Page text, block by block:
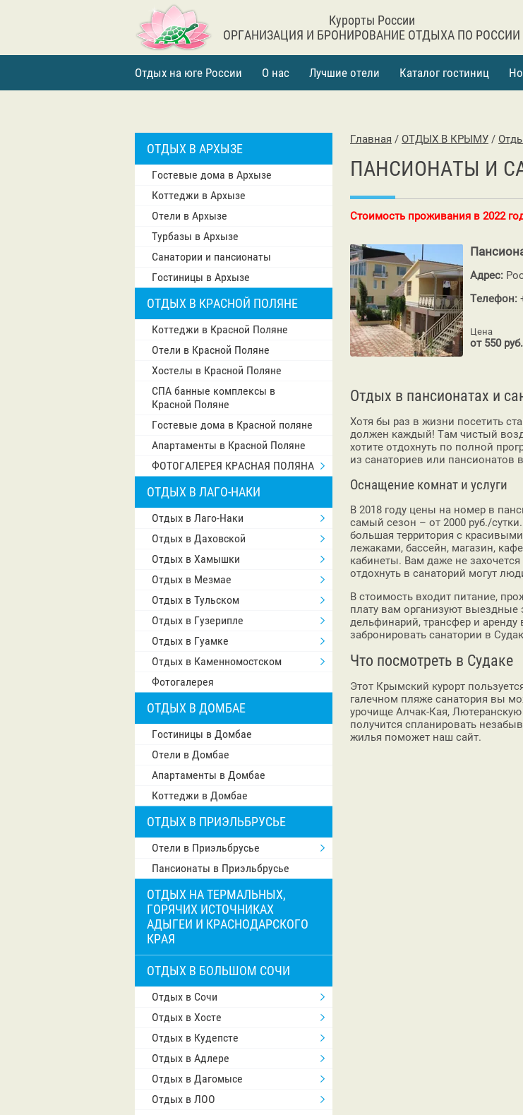
Курорты России
ОРГАНИЗАЦИЯ И БРОНИРОВАНИЕ ОТДЫХА ПО РОССИИ
Отдых на юге России О нас Лучшие отели Каталог гостиниц
ОТДЫХ В АРХЫЗЕ
Гостевые дома в Архызе
Коттеджи в Архызе
Отели в Архызе
Турбазы в Архызе
Санатории и пансионаты
Гостиницы в Архызе
ОТДЫХ В КРАСНОЙ ПОЛЯНЕ
Коттеджи в Красной Поляне
Отели в Красной Поляне
Хостелы в Красной Поляне
СПА банные комплексы в
Красной Поляне
Гостевые дома в Красной поляне
Апартаменты в Красной Поляне
ФОТОГАЛЕРЕЯ КРАСНАЯ ПОЛЯНА
ОТДЫХ В ЛАГО-НАКИ
Отдых в Лаго-Наки
Отдых в Даховской
Отдых в Хамышки
Отдых в Мезмае
Отдых в Тульском
Отдых в Гузерипле
Отдых в Гуамке
Отдых в Каменномостском
Фотогалерея
ОТДЫХ В ДОМБАЕ
Гостиницы в Домбае
Отели в Домбае
Апартаменты в Домбае
Коттеджи в Домбае
ОТДЫХ В ПРИЭЛЬБРУСЬЕ
Отели в Приэльбрусье
Пансионаты в Приэльбрусье
ОТДЫХ НА ТЕРМАЛЬНЫХ,
ГОРЯЧИХ ИСТОЧНИКАХ
АДЫГЕИ И КРАСНОДАРСКОГО
КРАЯ
ОТДЫХ В БОЛЬШОМ СОЧИ
Отдых в Сочи
Отдых в Хосте
Отдых в Кудепсте
Отдых в Адлере
Отдых в Дагомысе
Отдых в ЛОО
Главная / ОТДЫХ В КРЫМУ /
ПАНСИОНАТЫ И
Стоимость проживания в 2022
Адрес:
Телефон:
Цена
от 550
Отдых в пансионатах и
Хотя бы раз в жизни посетить
должен каждый! Там чистый
хотите отдохнуть по полной
из санаториев или пансионатов
Оснащение комнат и услуги
В 2018 году цены на номер в
самый сезон – от 2000 руб./
большая территория с
лежаками, бассейн, магазин,
кабинеты. Вам даже не
отдохнуть в санаторий могут
В стоимость входит питание,
плату вам организуют выездные
дельфинарий, трансфер и
забронировать санатории в
Что посмотреть в Судаке
Этот Крымский курорт
галечном пляже санатория вы
урочище Алчак-Кая,
получится спланировать
жилья поможет наш сайт.